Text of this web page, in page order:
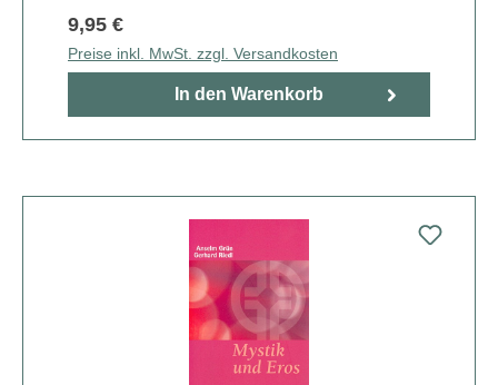
9,95 €
Preise inkl. MwSt. zzgl. Versandkosten
In den Warenkorb